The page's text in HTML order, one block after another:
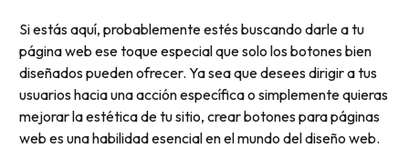
Si estás aquí, probablemente estés buscando darle a tu
página web ese toque especial que solo los botones bien
diseñados pueden ofrecer. Ya sea que desees dirigir a tus
usuarios hacia una acción específica o simplemente quieras
mejorar la estética de tu sitio, crear botones para páginas
web es una habilidad esencial en el mundo del diseño web.